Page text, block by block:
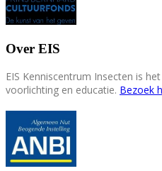
Over EIS
EIS Kenniscentrum Insecten is
voorlichting en educatie. Bezoek